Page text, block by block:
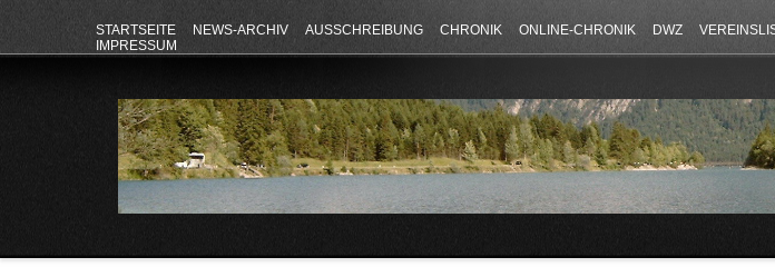
STARTSEITE NEWS-ARCHIV AUSSCHREIBUNG CHRONIK ONLINE-CHRONIK DWZ
IMPRESSUM